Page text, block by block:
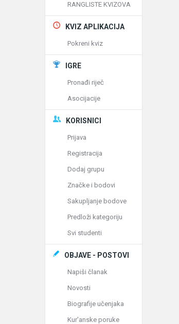
RANGLISTE KVIZOVA
KVIZ APLIKACIJA
Pokreni kviz
IGRE
Pronađi riječ
Asocijacije
KORISNICI
Prijava
Registracija
Dodaj grupu
Značke i bodovi
Sakupljanje bodove
Predloži kategoriju
Svi studenti
OBJAVE - POSTOVI
Napiši članak
Novosti
Biografije učenjaka
Kur'anske poruke